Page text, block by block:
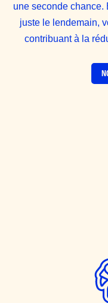
une seconde chance.
juste le lendemain,
contribuant à la